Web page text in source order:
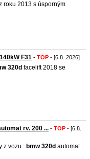
roku 2013 s úsporným
F31 - TOP - [6.8. 2026]
320d facelift 2018 se
rv. 200 ... - TOP - [6.8.
z vozu : bmw 320d automat